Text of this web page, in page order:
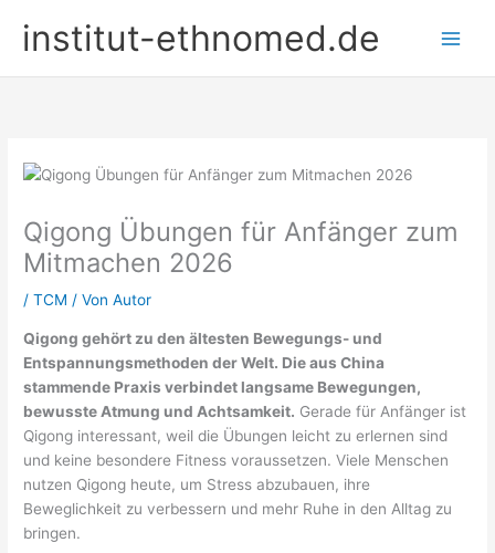
Inhaltinstitut-ethnomed.de
Qigong Übungen für Anfänger zum
Mitmachen 2026
/TCM / VonAutor
Qigong gehört zu den ältesten Bewegungs- und
Entspannungsmethoden der Welt. Die aus China
stammende Praxis verbindet langsame Bewegungen,
bewusste Atmung und Achtsamkeit. Gerade für Anfänger ist
Qigong interessant, weil die Übungen leicht zu erlernen sind
und keine besondere Fitness voraussetzen. Viele Menschen
nutzen Qigong heute, um Stress abzubauen, ihre
Beweglichkeit zu verbessern und mehr Ruhe in den Alltag zu
bringen.